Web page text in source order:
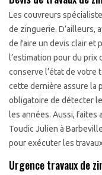
Les couvreurs
de zinguerie. D’ailleurs,
de faire un devis clair et
l’estimation pour du
conserve l’état de votre
cette dernière assure la
obligatoire de détecter
les années. Aussi, faites
Toudic Julien à
pour exécuter les
Urgence travaux de